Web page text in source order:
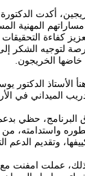
أكدت الدكتورة
المهنية
كفاءة
لتوجيه الشكر
خاضها الخريجون.
الأستاذ الدكتور
الميداني في
البرنامج، حظي
واستدامته،
وتقديم الدعم
عملت امفنت مع